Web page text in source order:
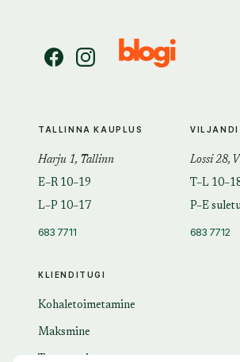
KLIENDITUGI
Kohaletoimetamine
Maksmine
TALLINNA KAUPLUS
Harju 1, Tallinn
E–R 10–19
L–P 10–17
683 7711
VILJANDI
Lossi 28,
T–L
P–E
683 7712